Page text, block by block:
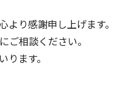
り感謝申し上げます。
ご相談ください。
ます。